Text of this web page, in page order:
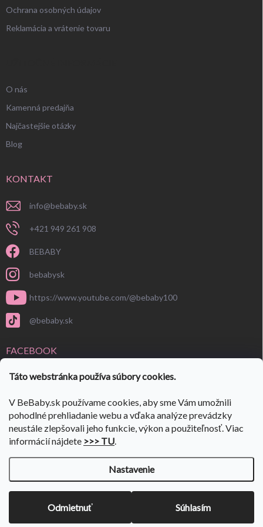
Táto webstránka používa súbory cookies.
V BeBaby.sk používame cookies, aby sme Vám umožnili
pohodlné prehliadanie webu a vďaka analýze prevádzky
neustále zlepšovali jeho funkcie, výkon a použiteľnosť. Viac
informácií nájdete >>> TU.
Nastavenie
Odmietnuť Súhlasím
VÝPREDAJ SKLADU 🎉 ulov si svoje kúsky🎉 Prejdi do:
Ochrana osobných údajov
Reklamácia a vrátenie tovaru
O nás
Kamenná predajňa
Najčastejšie otázky
Blog
KONTAKT
info@bebaby.sk
+421 949 261 908
BEBABY
bebabysk
https://www.youtube.com/@bebaby100
@bebaby.sk
FACEBOOK
Vytvoril Shoptet
Copyright 2026BeBaby.sk. Všetky práva vyhradené.Upraviť nastavenie